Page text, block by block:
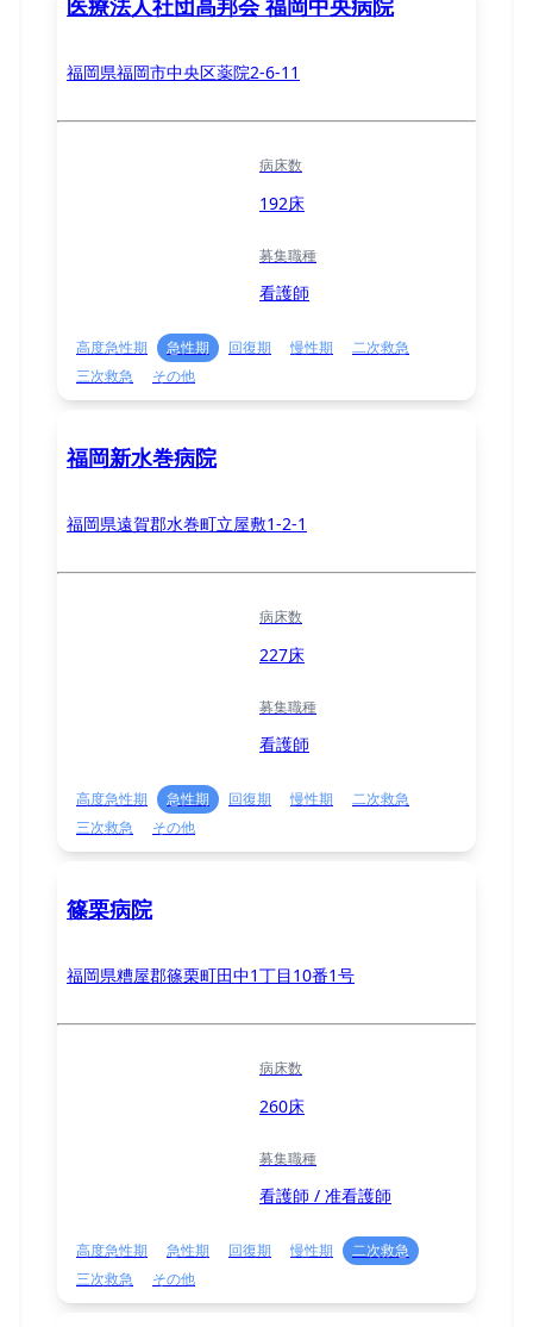
福岡県福岡市中央区薬院2-6-11
病床数
192床
募集職種
看護師
高度急性期 急性期 回復期 慢性期
二次救急
三次救急
その他
福岡新水巻病院
福岡県遠賀郡水巻町立屋敷1-2-1
病床数
227床
募集職種
看護師
高度急性期 急性期 回復期 慢性期
二次救急
三次救急
その他
篠栗病院
福岡県糟屋郡篠栗町田中1丁目10番1号
病床数
260床
募集職種
看護師 / 准看護師
高度急性期 急性期 回復期 慢性期
二次救急
三次救急
その他